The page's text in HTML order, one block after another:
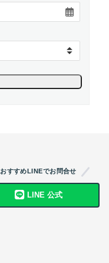
おすすめLINEでお問合せ
LINE 公式